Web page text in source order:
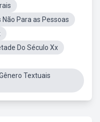
Para as Pessoas
Do Século Xx
Textuais